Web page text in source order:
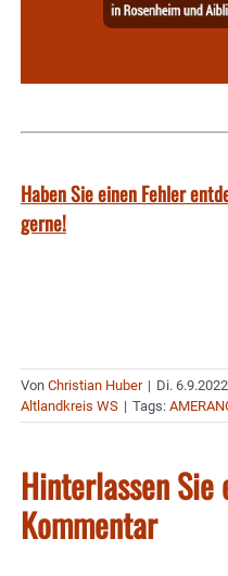
Haben Sie einen Fehler
gerne!
Von Christian Huber | Di.
Altlandkreis WS | Tags:
Hinterlassen Sie
Kommentar